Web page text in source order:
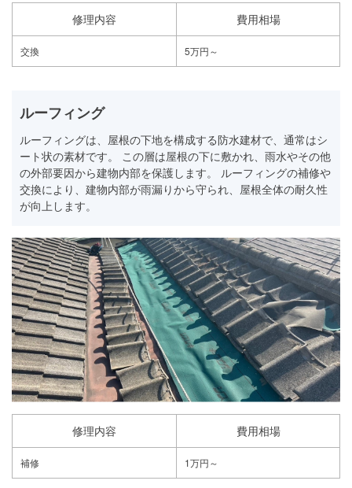
修理内容 費用相場
交換 5万円～
ルーフィング
ルーフィングは、屋根の下地を構成する防水建材で、通常はシ
ート状の素材です。 この層は屋根の下に敷かれ、雨水やその他
の外部要因から建物内部を保護します。 ルーフィングの補修や
交換により、建物内部が雨漏りから守られ、屋根全体の耐久性
が向上します。
修理内容 費用相場
補修 1万円～